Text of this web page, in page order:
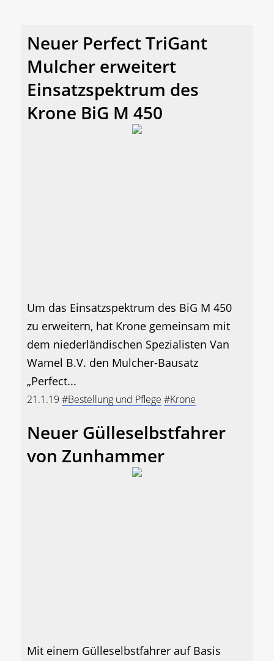
Neuer Perfect TriGant
Mulcher erweitert
Einsatzspektrum des
Krone BiG M 450
Um das Einsatzspektrum des BiG M 450
zu erweitern, hat Krone gemeinsam mit
dem niederländischen Spezialisten Van
Wamel B.V. den Mulcher-Bausatz
„Perfect...
21.1.19 #Bestellung und Pflege #Krone
Neuer Gülleselbstfahrer
von Zunhammer
Mit einem Gülleselbstfahrer auf Basis